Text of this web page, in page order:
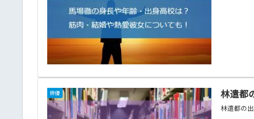
俳優 林遣都
林遣都の